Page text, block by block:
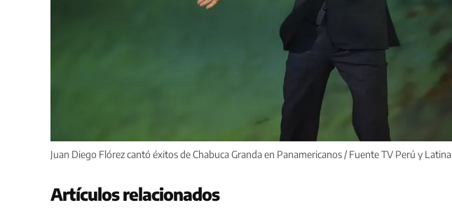
Juan Diego Flórez cantó éxitos de Chabuca Granda en Panamericanos / Fuente TV Perú y Latina
Artículos relacionados